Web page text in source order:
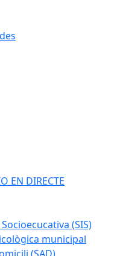
EN DIRECTE
(SIS)
municipal